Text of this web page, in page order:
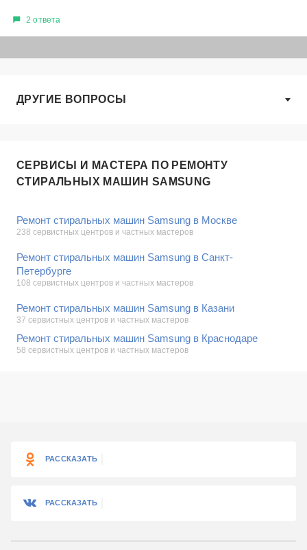
2 ответа
ДРУГИЕ ВОПРОСЫ
СЕРВИСЫ И МАСТЕРА ПО РЕМОНТУ
СТИРАЛЬНЫХ МАШИН SAMSUNG
Ремонт стиральных машин Samsung в Москве
238 сервистных центров и частных мастеров
Ремонт стиральных машин Samsung в Санкт-
Петербурге
108 сервистных центров и частных мастеров
Ремонт стиральных машин Samsung в Казани
37 сервистных центров и частных мастеров
Ремонт стиральных машин Samsung в Краснодаре
58 сервистных центров и частных мастеров
РАССКАЗАТЬ
РАССКАЗАТЬ